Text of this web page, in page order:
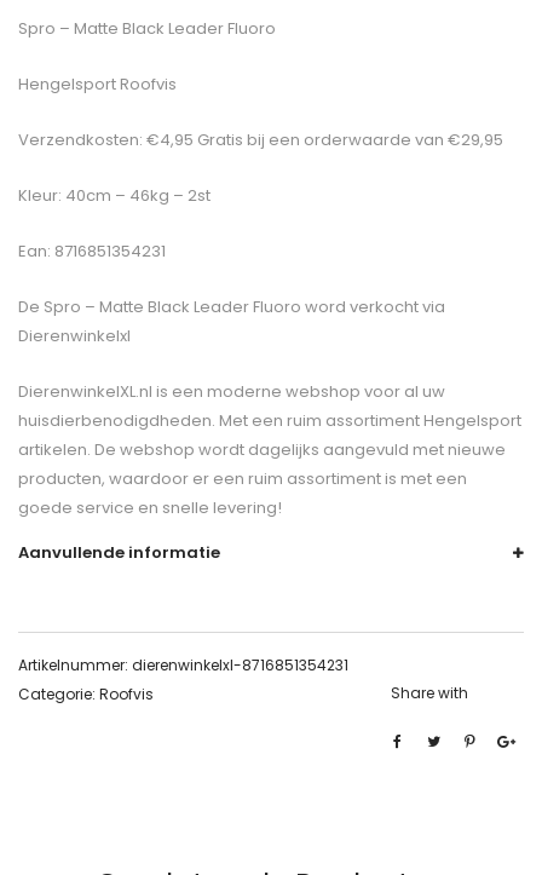
Spro – Matte Black Leader Fluoro
Hengelsport Roofvis
Verzendkosten: €4,95 Gratis bij een orderwaarde van €29,95
Kleur: 40cm – 46kg – 2st
Ean: 8716851354231
De Spro – Matte Black Leader Fluoro word verkocht via
Dierenwinkelxl
DierenwinkelXL.nl is een moderne webshop voor al uw
huisdierbenodigdheden. Met een ruim assortiment Hengelsport
artikelen. De webshop wordt dagelijks aangevuld met nieuwe
producten, waardoor er een ruim assortiment is met een
goede service en snelle levering!
Aanvullende informatie
Artikelnummer: dierenwinkelxl-8716851354231
Categorie: Roofvis Share with